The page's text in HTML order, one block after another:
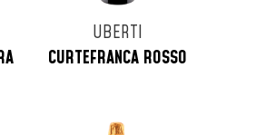
UBERTI
CURTEFRANCA ROSSO